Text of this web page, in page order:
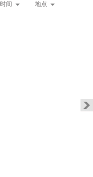
时间 地点